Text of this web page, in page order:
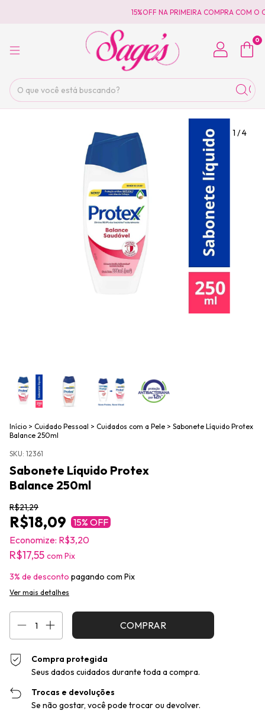
15%OFF NA PRIMEIRA COMPRA COM O
0
1 /4
Início > Cuidado Pessoal > Cuidados com a Pele > Sabonete Líquido Protex
Balance 250ml
SKU: 12361
Sabonete Líquido Protex
Balance 250ml
R$21,29
R$18,09 15% OFF
Economize: R$3,20
R$17,55 com Pix
3% de desconto pagando com Pix
Ver mais detalhes
Compra protegida
Seus dados cuidados durante toda a compra.
Trocas e devoluções
Se não gostar, você pode trocar ou devolver.